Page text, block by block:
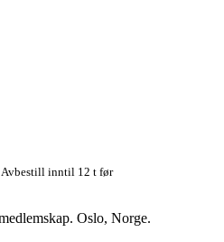
inntil 12 t før
Oslo, Norge.